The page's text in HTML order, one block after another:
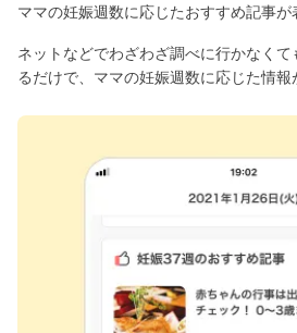
ママの妊娠週数に応じたおすすめ記事が
ネットなどでわざわざ調べに行かなく
るだけで、ママの妊娠週数に応じた情報